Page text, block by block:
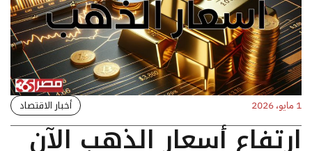
1 مايو، 2026 أخبار الاقتصاد
ارتفاع أسعار الذهب الآن